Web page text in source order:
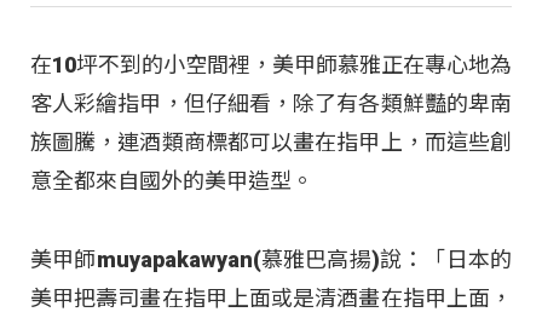
在10坪不到的小空間裡，美甲師慕雅正在專心地為
客人彩繪指甲，但仔細看，除了有各類鮮豔的卑南
族圖騰，連酒類商標都可以畫在指甲上，而這些創
意全都來自國外的美甲造型。
美甲師muyapakawyan(慕雅巴高揚)說：「日本的
美甲把壽司畫在指甲上面或是清酒畫在指甲上面，